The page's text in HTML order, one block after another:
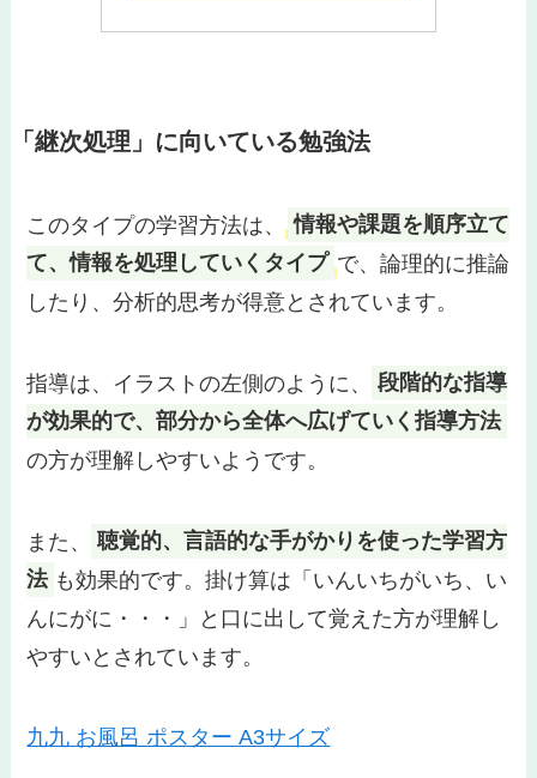
「継次処理」に向いている勉強法
このタイプの学習方法は、 情報や課題を順序立て
て、情報を処理していくタイプ で、論理的に推論
したり、分析的思考が得意とされています。
指導は、イラストの左側のように、
段階的な指導
が効果的で、部分から全体へ広げていく指導方法
の方が理解しやすいようです。
また、
聴覚的、言語的な手がかりを使った学習方
法 も効果的です。掛け算は「いんいちがいち、い
んにがに・・・」と口に出して覚えた方が理解し
やすいとされています。
九九 お風呂 ポスター A3サイズ